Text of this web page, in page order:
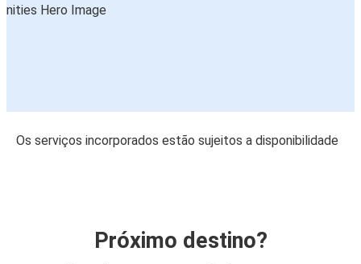
Os serviços incorporados estão sujeitos a disponibilidade
Próximo destino?